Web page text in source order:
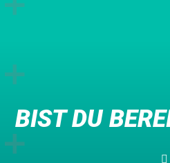
BIST DU